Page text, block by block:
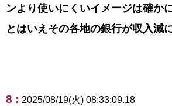
ンより使いにくいイメージは確か
とはいえその各地の銀行が収入減
8 : 2025/08/19(火) 08:33:09.18